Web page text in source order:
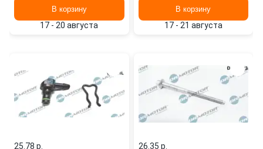
В корзину
17 - 20 августа
В корзину
17 - 21 августа
25.78 p.
26.35 p.